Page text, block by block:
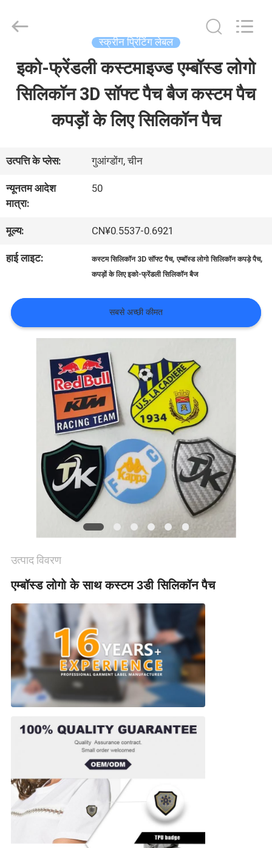
होम
हमारे
बारे
में
फैक्टरी
गुणवत्ता
समाचार
मामलों
VR
SHOW
SITEMAP
Garment
Accessories
Rights
Reserved.
स्क्रीन प्रिंटिंग लेबल
इको-फ्रेंडली कस्टमाइज्ड एम्बॉस्ड लोगो
सिलिकॉन 3D सॉफ्ट पैच बैज कस्टम पैच
कपड़ों के लिए सिलिकॉन पैच
उत्पत्ति के प्लेस: गुआंग्डोंग, चीन
न्यूनतम आदेश
मात्रा:
50
मूल्य: CN¥0.5537-0.6921
हाई लाइट: कस्टम सिलिकॉन 3D सॉफ्ट पैच,एम्बॉस्ड लोगो सिलिकॉन कपड़े पैच,
कपड़ों के लिए इको-फ्रेंडली सिलिकॉन बैज
सबसे अच्छी कीमत
उत्पाद विवरण
एम्बॉस्ड लोगो के साथ कस्टम 3डी सिलिकॉन पैच